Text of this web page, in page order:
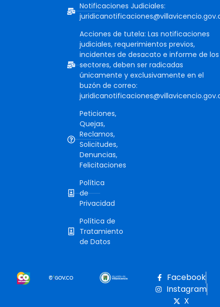
Notificaciones Judiciales:
Acciones de tutela: Las notificaciones
judiciales, requerimientos previos,
incidentes de desacato e informe de los
sectores, deben ser radicadas
únicamente y exclusivamente en el
buzón de correo:
Peticiones,
Quejas,
Reclamos,
Solicitudes,
Denuncias,
Felicitaciones
Política
de
Privacidad
Política de
Tratamiento
de Datos
Facebook
Instagram
X